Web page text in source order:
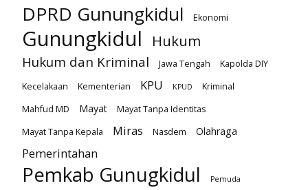
DPRD Gunungkidul Ekonomi
Gunungkidul Hukum
Hukum dan Kriminal Jawa Tengah
Kapolda DIY
Kecelakaan
Kementerian KPU KPUD
Kriminal
Mahfud MD
Mayat
Mayat Tanpa Identitas
Mayat Tanpa Kepala
Miras Nasdem Olahraga
Pemerintahan
Pemkab Gunugkidul Pemuda